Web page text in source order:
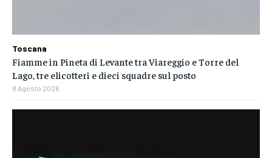
Toscana
Fiamme in Pineta di Levante tra Viareggio e Torre del
Lago, tre elicotteri e dieci squadre sul posto
8 Agosto 2026